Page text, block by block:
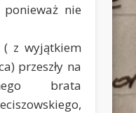
nie
( z wyjątkiem
przeszły na
brata